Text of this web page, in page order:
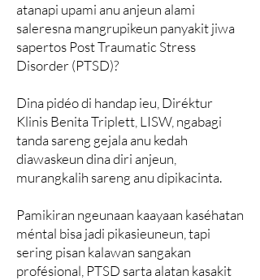
atanapi upami anu anjeun alami
saleresna mangrupikeun panyakit jiwa
sapertos Post Traumatic Stress
Disorder (PTSD)?
Dina pidéo di handap ieu, Diréktur
Klinis Benita Triplett, LISW, ngabagi
tanda sareng gejala anu kedah
diawaskeun dina diri anjeun,
murangkalih sareng anu dipikacinta.
Pamikiran ngeunaan kaayaan kaséhatan
méntal bisa jadi pikasieuneun, tapi
sering pisan kalawan sangakan
profésional, PTSD sarta alatan kasakit